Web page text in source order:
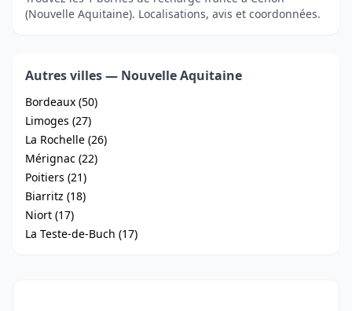
(Nouvelle Aquitaine). Localisations, avis et coordonnées.
Autres villes — Nouvelle Aquitaine
Bordeaux (50)
Limoges (27)
La Rochelle (26)
Mérignac (22)
Poitiers (21)
Biarritz (18)
Niort (17)
La Teste-de-Buch (17)